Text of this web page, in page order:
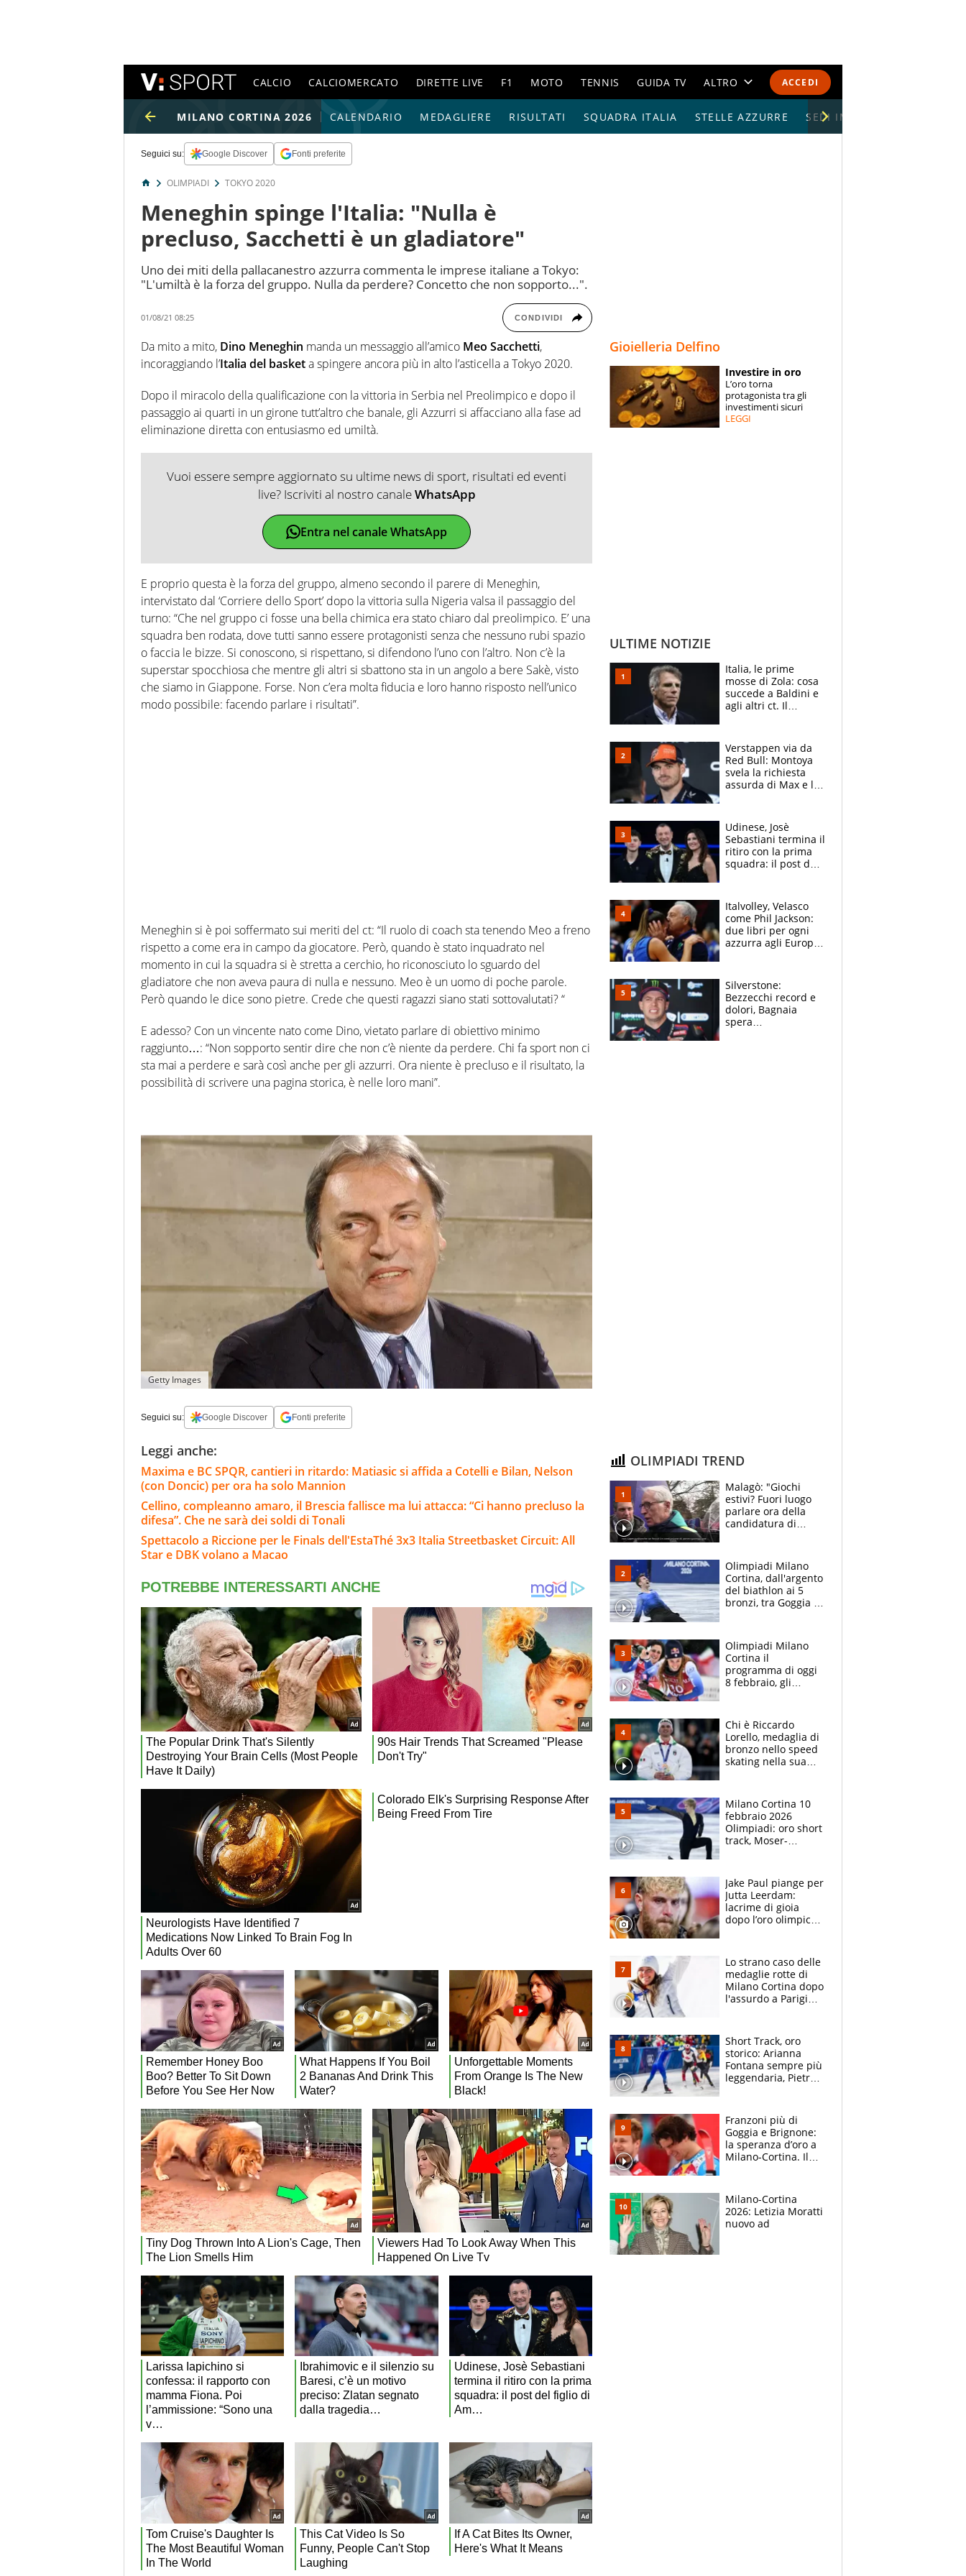
ACCEDI
CALCIO CALCIOMERCATO DIRETTE LIVE F1 MOTO TENNIS GUIDA TV ALTRO
CALENDARI E CLASSIFICHE
ESPERTI
CONTATTI
MILANO CORTINA 2026 CALENDARIO MEDAGLIERE RISULTATI SQUADRA ITALIA STELLE AZZURRE SEDI IMPIANTI
Seguici su: Google Discover Fonti preferite
OLIMPIADI TOKYO 2020
Meneghin spinge l'Italia: "Nulla è
precluso, Sacchetti è un gladiatore"
Uno dei miti della pallacanestro azzurra commenta le imprese italiane a Tokyo:
"L'umiltà è la forza del gruppo. Nulla da perdere? Concetto che non sopporto...".
01/08/21 08:25 CONDIVIDI
Da mito a mito, Dino Meneghin manda un messaggio all’amico Meo Sacchetti,
incoraggiando l’Italia del basketa spingere ancora più in alto l’asticella a Tokyo 2020.
Dopo il miracolo della qualificazione con la vittoria in Serbia nel Preolimpico e dopo il
passaggio ai quarti in un girone tutt’altro che banale, gli Azzurri si affacciano alla fase ad
eliminazione diretta con entusiasmo ed umiltà.
Vuoi essere sempre aggiornato su ultime news di sport, risultati ed eventi
live? Iscriviti al nostro canaleWhatsApp
Entra nel canale WhatsApp
E proprio questa è la forza del gruppo, almeno secondo il parere di Meneghin,
intervistato dal ‘Corriere dello Sport’ dopo la vittoria sulla Nigeria valsa il passaggio del
turno: “Che nel gruppo ci fosse una bella chimica era stato chiaro dal preolimpico. E’ una
squadra ben rodata, dove tutti sanno essere protagonisti senza che nessuno rubi spazio
o faccia le bizze. Si conoscono, si rispettano, si difendono l’uno con l’altro. Non c’è la
superstar spocchiosa che mentre gli altri si sbattono sta in un angolo a bere Sakè, visto
che siamo in Giappone. Forse. Non c’era molta fiducia e loro hanno risposto nell’unico
modo possibile: facendo parlare i risultati”.
Meneghin si è poi soffermato sui meriti del ct: “Il ruolo di coach sta tenendo Meo a freno
rispetto a come era in campo da giocatore. Però, quando è stato inquadrato nel
momento in cui la squadra si è stretta a cerchio, ho riconosciuto lo sguardo del
gladiatore che non aveva paura di nulla e nessuno. Meo è un uomo di poche parole.
Però quando le dice sono pietre. Crede che questi ragazzi siano stati sottovalutati? “
E adesso? Con un vincente nato come Dino, vietato parlare di obiettivo minimo
raggiunto…: “Non sopporto sentir dire che non c’è niente da perdere. Chi fa sport non ci
sta mai a perdere e sarà così anche per gli azzurri. Ora niente è precluso e il risultato, la
possibilità di scrivere una pagina storica, è nelle loro mani”.
Getty Images
Seguici su: Google Discover Fonti preferite
Leggi anche:
Maxima e BC SPQR, cantieri in ritardo: Matiasic si affida a Cotelli e Bilan, Nelson
(con Doncic) per ora ha solo Mannion
Cellino, compleanno amaro, il Brescia fallisce ma lui attacca: “Ci hanno precluso la
difesa”. Che ne sarà dei soldi di Tonali
Spettacolo a Riccione per le Finals dell'EstaThé 3x3 Italia Streetbasket Circuit: All
Star e DBK volano a Macao
Gioielleria Delfino
Investire in oro
L’oro torna
protagonista tra gli
investimenti sicuri
LEGGI
ULTIME NOTIZIE
Italia, le prime
mosse di Zola: cosa
succede a Baldini e
agli altri ct. Il
azzurri
Verstappen via da
Red Bull: Montoya
svela la richiesta
assurda di Max e lo
McLaren siano
meglio?”
Udinese, Josè
Sebastiani termina il
ritiro con la prima
squadra: il post del
sfondo
Italvolley, Velasco
come Phil Jackson:
due libri per ogni
azzurra agli Europei.
Silverstone:
Bezzecchi record e
dolori, Bagnaia
spera
OLIMPIADI TREND
Malagò: "Giochi
estivi? Fuori luogo
parlare ora della
candidatura di
Olimpiadi Milano
Cortina, dall'argento
del biathlon ai 5
bronzi, tra Goggia e
l'Italia
Olimpiadi Milano
Cortina il
programma di oggi
8 febbraio, gli
Chi è Riccardo
Lorello, medaglia di
bronzo nello speed
skating nella sua
Milano Cortina 10
febbraio 2026
Olimpiadi: oro short
track, Moser-
Grassl nel
pattinaggio
Jake Paul piange per
Jutta Leerdam:
lacrime di gioia
dopo l’oro olimpico
Lo strano caso delle
medaglie rotte di
Milano Cortina dopo
l'assurdo a Parigi
Short Track, oro
storico: Arianna
Fontana sempre più
leggendaria, Pietro
Franzoni più di
Goggia e Brignone:
la speranza d’oro a
Milano-Cortina. Il
Franzoso
Milano-Cortina
2026: Letizia Moratti
nuovo ad